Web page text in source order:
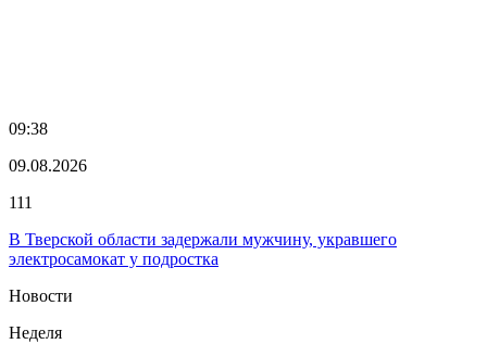
09:38
09.08.2026
111
В Тверской области задержали мужчину, укравшего
электросамокат у подростка
Новости
Неделя